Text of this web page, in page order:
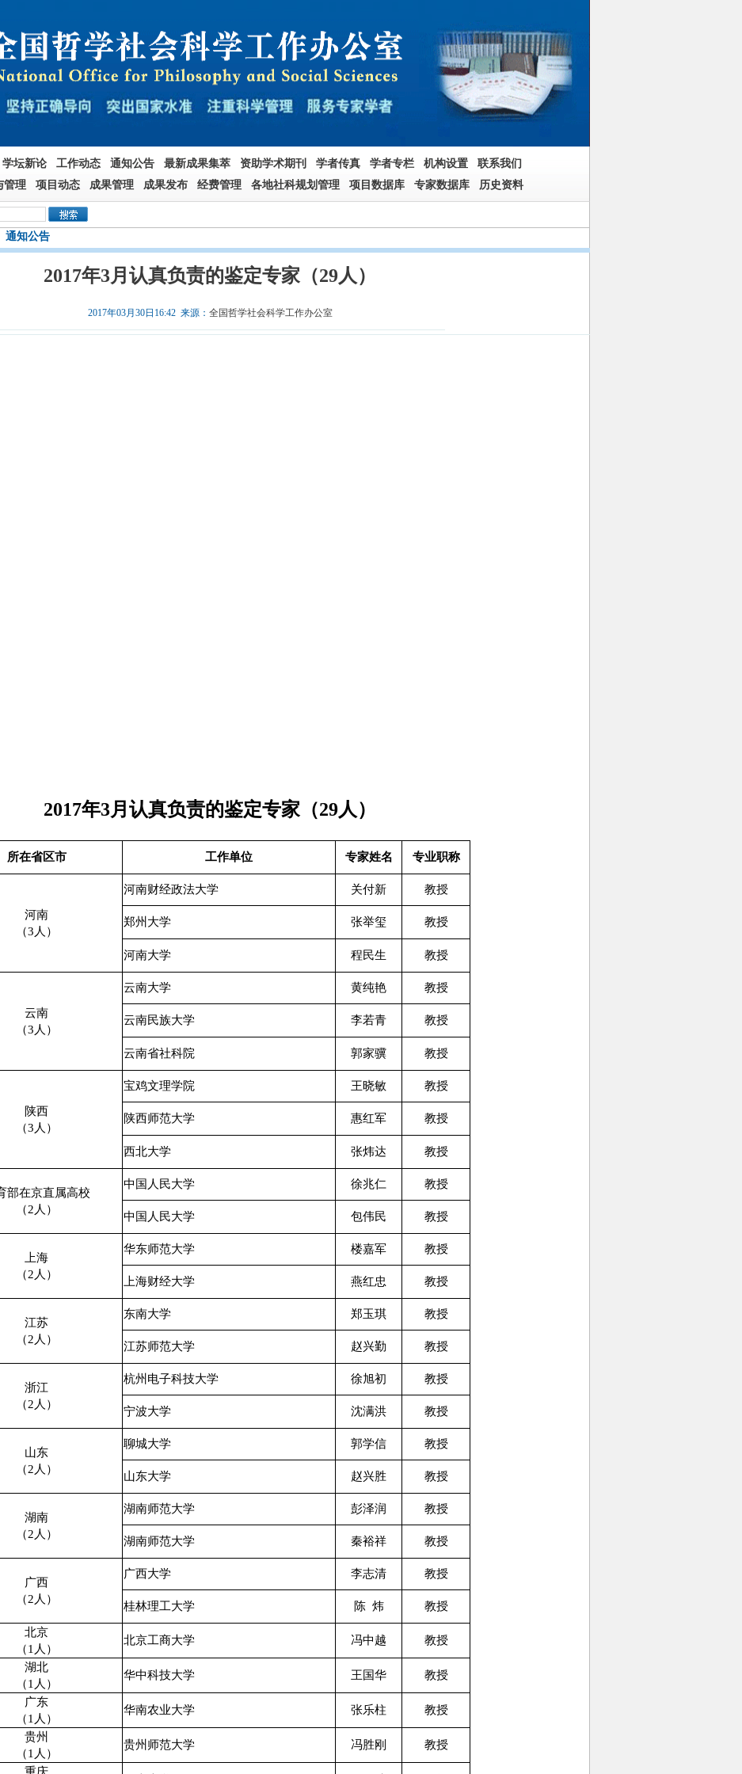
学坛新论 工作动态 通知公告 最新成果集萃 资助学术期刊 学者传真 学者专栏 机构设置
联系我们
管理
项目动态 成果管理 成果发布 经费管理 各地社科规划管理 项目数据库 专家数据库 历史资料
通知公告
2017年3月认真负责的鉴定专家（29人）
2017年03月30日16:42 来源： 全国哲学社会科学工作办公室
2017年3月认真负责的鉴定专家（29人）
所在省区市 工作单位 专家姓名 专业职称
河南
（3人）
河南财经政法大学 关付新 教授
郑州大学 张举玺 教授
河南大学 程民生 教授
云南
（3人）
云南大学 黄纯艳 教授
云南民族大学 李若青 教授
云南省社科院 郭家骥 教授
陕西
（3人）
宝鸡文理学院 王晓敏 教授
陕西师范大学 惠红军 教授
西北大学 张炜达 教授
部在京直属高校
（2人）
中国人民大学 徐兆仁 教授
中国人民大学 包伟民 教授
上海
（2人）
华东师范大学 楼嘉军 教授
上海财经大学 燕红忠 教授
江苏
（2人）
东南大学 郑玉琪 教授
江苏师范大学 赵兴勤 教授
浙江
（2人）
杭州电子科技大学 徐旭初 教授
宁波大学 沈满洪 教授
山东
（2人）
聊城大学 郭学信 教授
山东大学 赵兴胜 教授
湖南
（2人）
湖南师范大学 彭泽润 教授
湖南师范大学 秦裕祥 教授
广西
（2人）
广西大学 李志清 教授
桂林理工大学 陈 炜 教授
北京
（1人）
北京工商大学 冯中越 教授
湖北
（1人）
华中科技大学 王国华 教授
广东
（1人）
华南农业大学 张乐柱 教授
贵州
（1人）
贵州师范大学 冯胜刚 教授